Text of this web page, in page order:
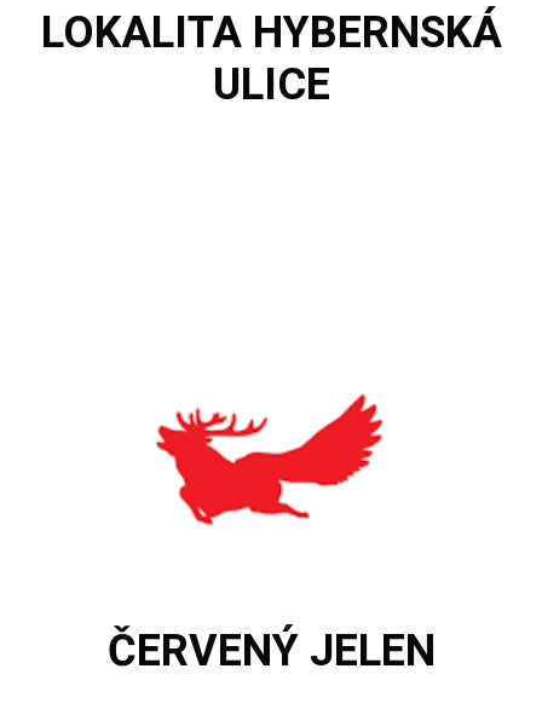
LOKALITA HYBERNSKÁ
ULICE
ČERVENÝ JELEN